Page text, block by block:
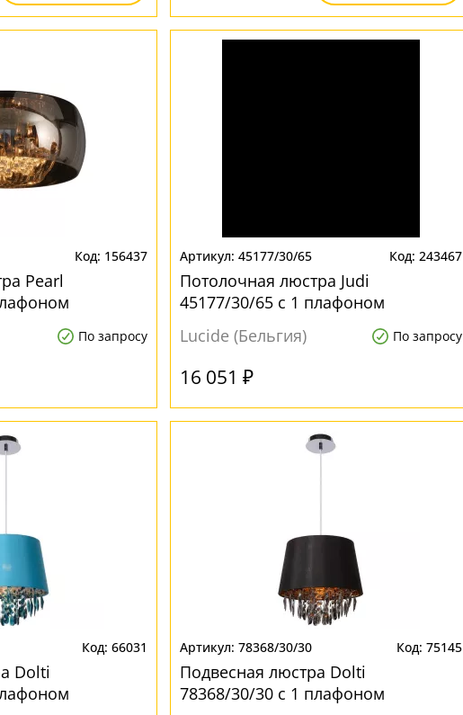
156437
Pearl
По запросу
45177/30/65 243467
Потолочная люстра Judi
45177/30/65 с 1 плафоном
Lucide (Бельгия)
По запросу
16 051 ₽
66031
Dolti
78368/30/30 75145
Подвесная люстра Dolti
78368/30/30 с 1 плафоном